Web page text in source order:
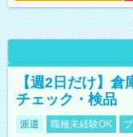
【週2日だけ】
チェック・検品
派遣 職種未経験OK